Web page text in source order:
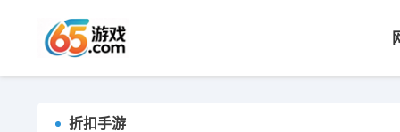
折扣手游